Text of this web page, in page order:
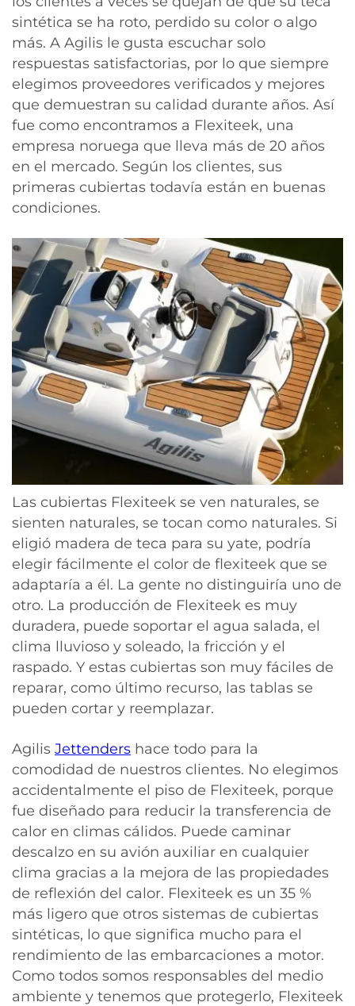
sintética se ha roto, perdido su color o algo
más. A Agilis le gusta escuchar solo
respuestas satisfactorias, por lo que siempre
elegimos proveedores verificados y mejores
que demuestran su calidad durante años. Así
fue como encontramos a Flexiteek, una
empresa noruega que lleva más de 20 años
en el mercado. Según los clientes, sus
primeras cubiertas todavía están en buenas
condiciones.
Las cubiertas Flexiteek se ven naturales, se
sienten naturales, se tocan como naturales. Si
eligió madera de teca para su yate, podría
elegir fácilmente el color de flexiteek que se
adaptaría a él. La gente no distinguiría uno de
otro. La producción de Flexiteek es muy
duradera, puede soportar el agua salada, el
clima lluvioso y soleado, la fricción y el
raspado. Y estas cubiertas son muy fáciles de
reparar, como último recurso, las tablas se
pueden cortar y reemplazar.
Agilis Jettenders hace todo para la
comodidad de nuestros clientes. No elegimos
accidentalmente el piso de Flexiteek, porque
fue diseñado para reducir la transferencia de
calor en climas cálidos. Puede caminar
descalzo en su avión auxiliar en cualquier
clima gracias a la mejora de las propiedades
de reflexión del calor. Flexiteek es un 35 %
más ligero que otros sistemas de cubiertas
sintéticas, lo que significa mucho para el
rendimiento de las embarcaciones a motor.
Como todos somos responsables del medio
ambiente y tenemos que protegerlo, Flexiteek